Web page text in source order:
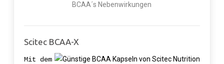
BCAA´s Nebenwirkungen
Scitec BCAA-X
Mit dem